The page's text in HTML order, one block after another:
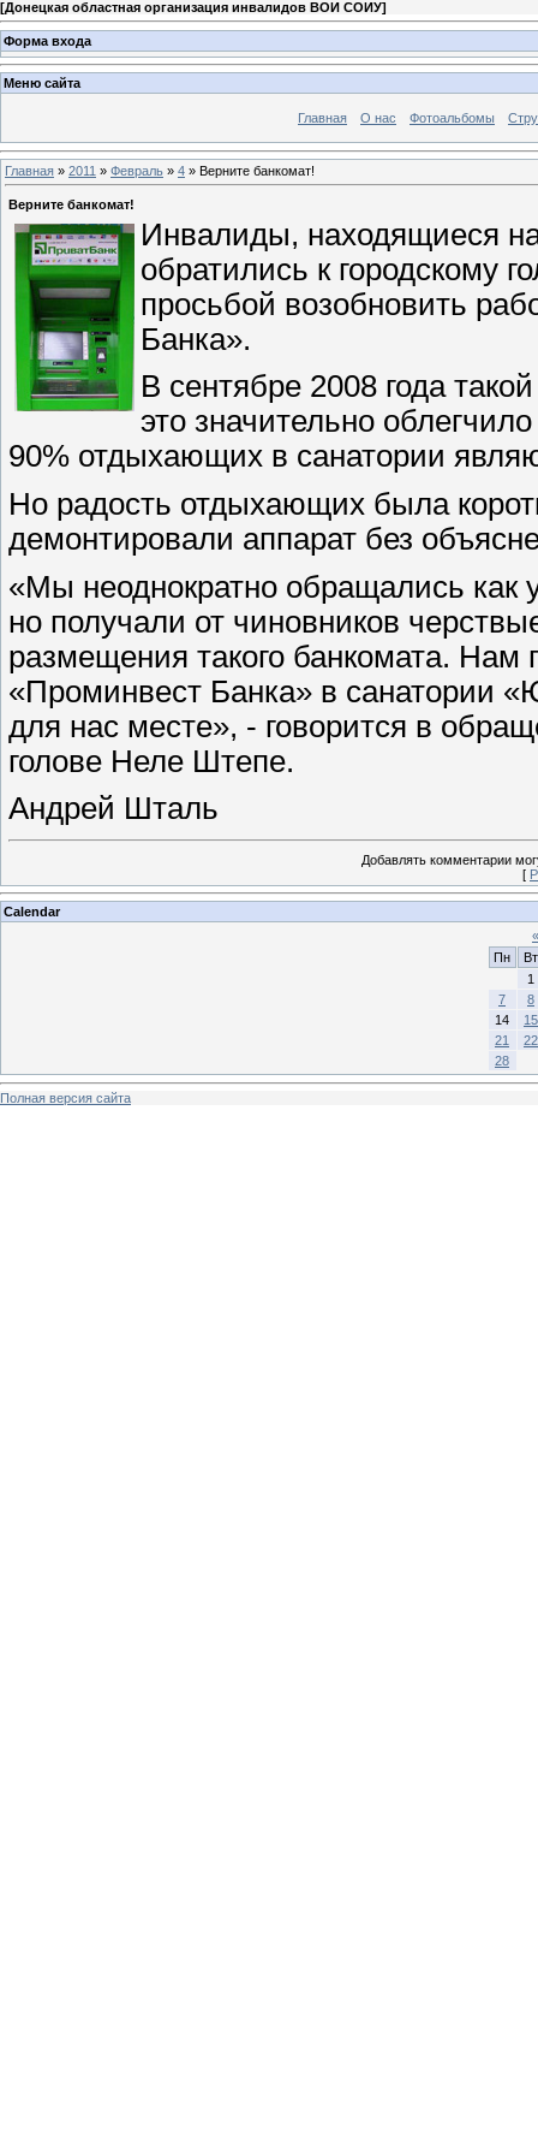
[Донецкая областная организация инвалидов ВОИ СОИУ]
Форма входа
Меню сайта
Главная О нас Фотоальбомы
Главная » 2011 » Февраль » 4 » Верните банкомат!
Верните банкомат!
Инвалиды, находящиеся
обратились к городскому
просьбой возобновить
Банка».
В сентябре 2008 года
это значительно
90% отдыхающих в санатории
Но радость отдыхающих была
демонтировали аппарат без
«Мы неоднократно обращались как
но получали от чиновников
размещения такого банкомата.
«Проминвест Банка» в санатории
для нас месте», - говорится в
голове Неле Штепе.
Андрей Шталь
Добавлять комментарии
[
Calendar
«
Пн
Вт
1
7
8
14
15
21
22
28
Полная версия сайта